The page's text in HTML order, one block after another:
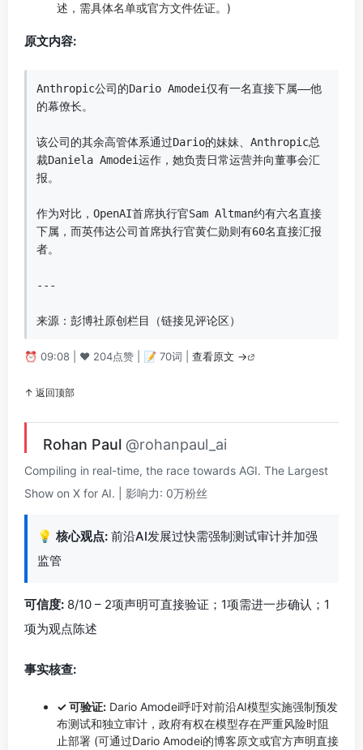
述，需具体名单或官方文件佐证。)
原文内容:
Anthropic公司的Dario Amodei仅有一名直接下属——他
的幕僚长。
该公司的其余高管体系通过Dario的妹妹、Anthropic总
裁Daniela Amodei运作，她负责日常运营并向董事会汇
报。
作为对比，OpenAI首席执行官Sam Altman约有六名直接
下属，而英伟达公司首席执行官黄仁勋则有60名直接汇报
者。
---
来源：彭博社原创栏目（链接见评论区）
⏰ 09:08 | ❤️ 204点赞 | 📝 70词 | 查看原文 →
↑ 返回顶部
Rohan Paul @rohanpaul_ai
Compiling in real-time, the race towards AGI. The Largest
Show on X for AI. | 影响力: 0万粉丝
💡 核心观点: 前沿AI发展过快需强制测试审计并加强
监管
可信度: 8/10 – 2项声明可直接验证；1项需进一步确认；1
项为观点陈述
事实核查:
✓ 可验证: Dario Amodei呼吁对前沿AI模型实施强制预发
布测试和独立审计，政府有权在模型存在严重风险时阻
止部署 (可通过Dario Amodei的博客原文或官方声明直接